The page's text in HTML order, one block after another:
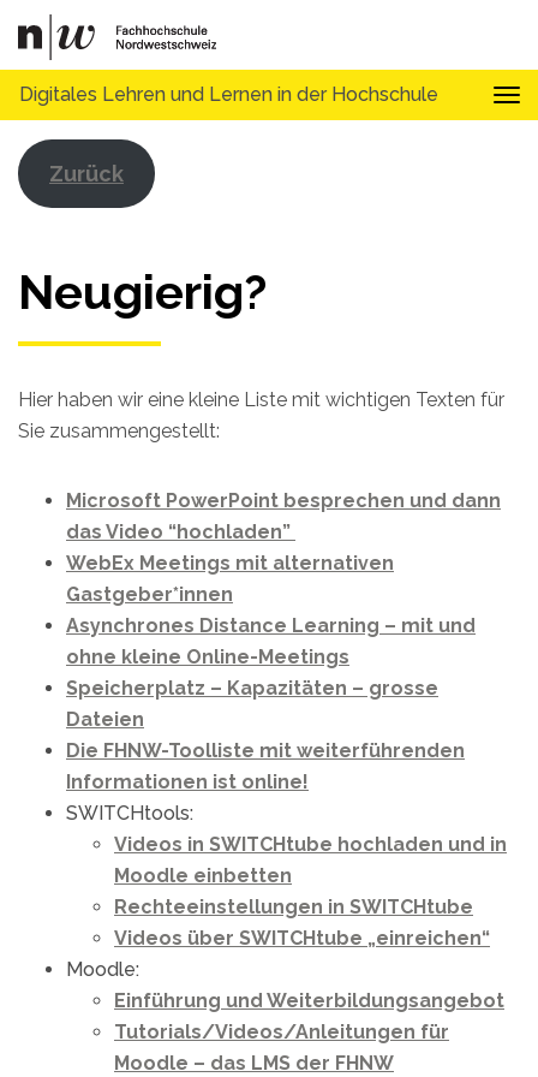
Digitales Lehren und Lernen in der Hochschule
Zurück
Neugierig?
Hier haben wir eine kleine Liste mit wichtigen Texten für
Sie zusammengestellt:
Microsoft PowerPoint besprechen und dann
das Video “hochladen”
WebEx Meetings mit alternativen
Gastgeber*innen
Asynchrones Distance Learning – mit und
ohne kleine Online-Meetings
Speicherplatz – Kapazitäten – grosse
Dateien
Die FHNW-Toolliste mit weiterführenden
Informationen ist online!
SWITCHtools:
Videos in SWITCHtube hochladen und in
Moodle einbetten
Rechteeinstellungen in SWITCHtube
Videos über SWITCHtube „einreichen“
Moodle:
Einführung und Weiterbildungsangebot
Tutorials/Videos/Anleitungen für
Moodle – das LMS der FHNW